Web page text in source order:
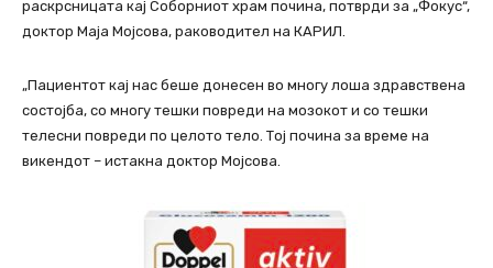
раскрсницата кај Соборниот храм почина, потврди за „Фокус“,
доктор Маја Мојсова, раководител на КАРИЛ.
„Пациентот кај нас беше донесен во многу лоша здравствена
состојба, со многу тешки повреди на мозокот и со тешки
телесни повреди по целото тело. Тој почина за време на
викендот – истакна доктор Мојсова.